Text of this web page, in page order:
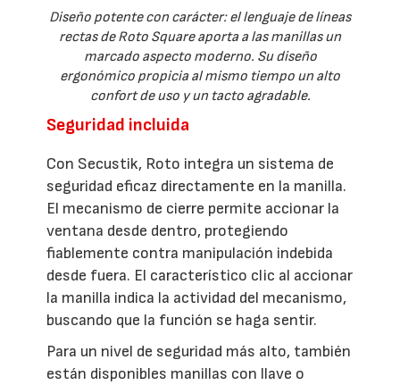
Diseño potente con carácter: el lenguaje de líneas
rectas de Roto Square aporta a las manillas un
marcado aspecto moderno. Su diseño
ergonómico propicia al mismo tiempo un alto
confort de uso y un tacto agradable.
Seguridad incluida
Con Secustik, Roto integra un sistema de
seguridad eficaz directamente en la manilla.
El mecanismo de cierre permite accionar la
ventana desde dentro, protegiendo
fiablemente contra manipulación indebida
desde fuera. El característico clic al accionar
la manilla indica la actividad del mecanismo,
buscando que la función se haga sentir.
Para un nivel de seguridad más alto, también
están disponibles manillas con llave o